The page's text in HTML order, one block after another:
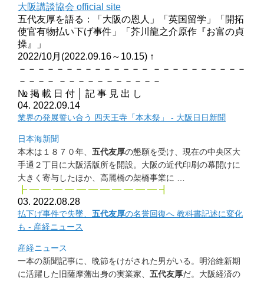
大阪講談協会 official site
五代友厚を語る：「大阪の恩人」「英国留学」「開拓
使官有物払い下げ事件」「芥川龍之介原作『お富の貞
操』」
2022/10月(2022.09.16～10.15) ↑
－－－－－－－－－－－－－－ －－－－－－－－－－
－－－－ －－－－－－－－－－－
№ 掲 載 日 付 │ 記 事 見 出 し
04. 2022.09.14
業界の発展誓い合う 四天王寺「本木祭」 - 大阪日日新聞
日本海新聞
本木は１８７０年、 五代友厚の懇願を受け、 現在の中央区大
手通２丁目に大阪活版所を開設。 大阪の近代印刷の幕開けに
大きく寄与したほか、 高麗橋の架橋事業に …
┣ ━ ━ ━ ━ ━ ━ ━ ━ ━ ━ ━ ┫
03. 2022.08.28
払下げ事件で失墜、 五代友厚の名誉回復へ 教科書記述に変化
も - 産経ニュース
産経ニュース
一本の新聞記事に、晩節をけがされた男がいる。 明治維新期
に活躍した旧薩摩藩出身の実業家、 五代友厚だ。 大阪経済の